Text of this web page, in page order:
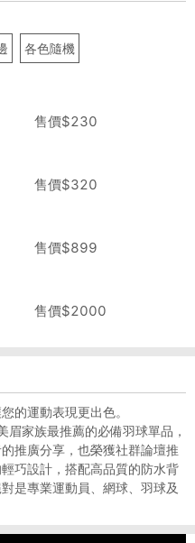
各色隨機
售價$230
售價$320
售價$899
售價$2000
的運動表現更出色。
家族最推薦的必備羽球單品，
推廣分享，也榮獲社群論壇推
巧設計，搭配高品質的防水背
是專業運動員、網球、羽球及